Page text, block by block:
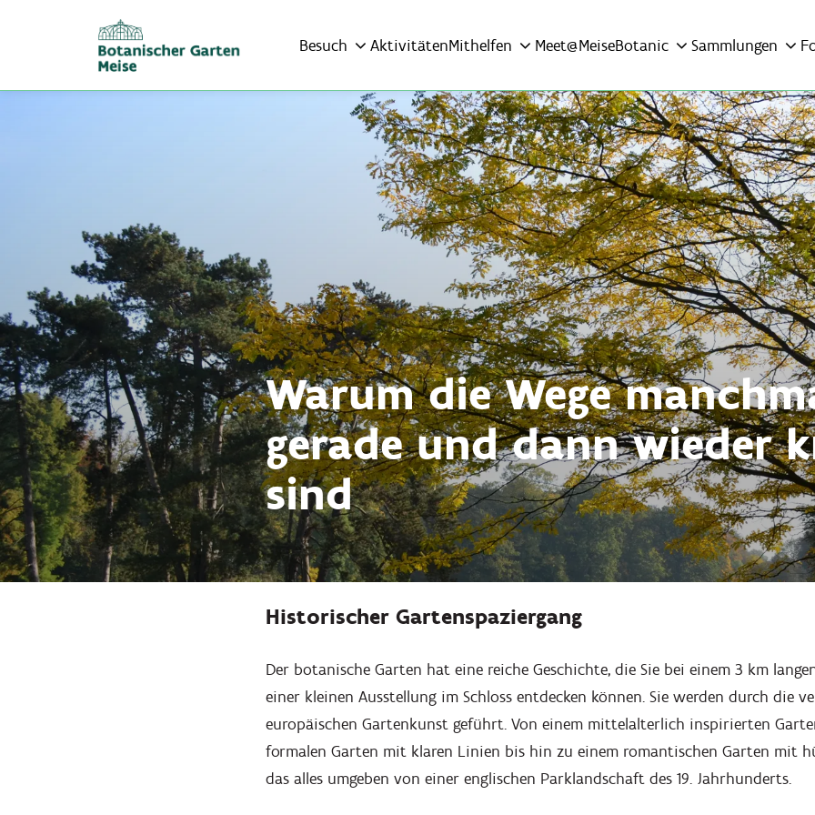
Besuch AktivitätenMithelfen Meet@MeiseBotanic Sammlungen
Warum die Wege
gerade und dann wieder
sind
Historischer Gartenspaziergang
Der botanische Garten hat eine reiche Geschichte, die Sie bei einem 3 km
einer kleinen Ausstellung im Schloss entdecken können. Sie werden durch die
europäischen Gartenkunst geführt. Von einem mittelalterlich inspirierten
formalen Garten mit klaren Linien bis hin zu einem romantischen Garten mit
das alles umgeben von einer englischen Parklandschaft des 19. Jahrhunderts.